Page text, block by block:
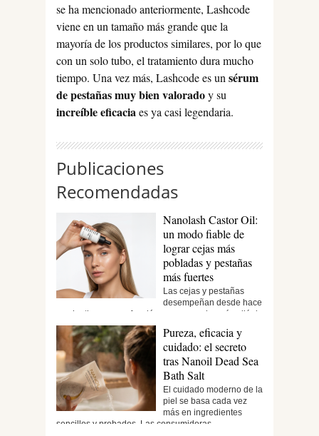
se ha mencionado anteriormente, Lashcode
viene en un tamaño más grande que la
mayoría de los productos similares, por lo que
con un solo tubo, el tratamiento dura mucho
tiempo. Una vez más, Lashcode es un sérum
de pestañas muy bien valoradoy su
increíble eficaciaes ya casi legendaria.
Publicaciones
Recomendadas
Nanolash Castor Oil:
un modo fiable de
lograr cejas más
pobladas y pestañas
más fuertes
Las cejas y pestañas
desempeñan desde hace
mucho tiempo una función que va mucho más allá de
la...
Pureza, eficacia y
cuidado: el secreto
tras Nanoil Dead Sea
Bath Salt
El cuidado moderno de la
piel se basa cada vez
más en ingredientes
sencillos y probados. Las consumidoras...